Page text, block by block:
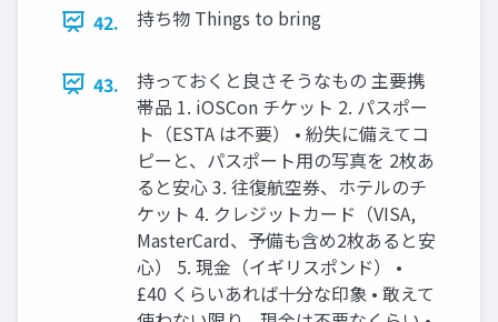
42. 持ち物 Things to bring
43.
持っておくと良さそうなもの 主要携
帯品 1. iOSCon チケット 2. パスポー
ト（ESTA は不要） • 紛失に備えてコ
ピーと、パスポート用の写真を 2枚あ
ると安心 3. 往復航空券、ホテルのチ
ケット 4. クレジットカード（VISA,
MasterCard、予備も含め2枚あると安
心） 5. 現金（イギリスポンド） •
£40 くらいあれば十分な印象 • 敢えて